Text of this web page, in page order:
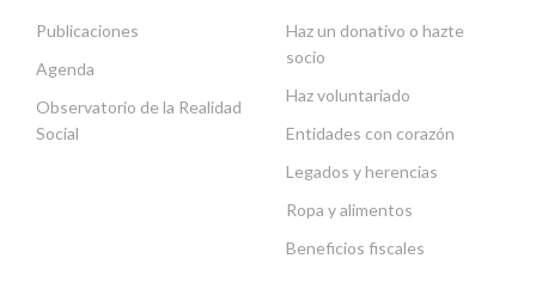
Publicaciones
Agenda
Observatorio de la Realidad
Social
Haz un donativo o hazte
socio
Haz voluntariado
Entidades con corazón
Legados y herencias
Ropa y alimentos
Beneficios fiscales